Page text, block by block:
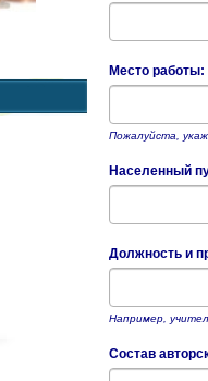
Место работы:
Пожалуйста,
Населенный
Должность и
Например,
Состав